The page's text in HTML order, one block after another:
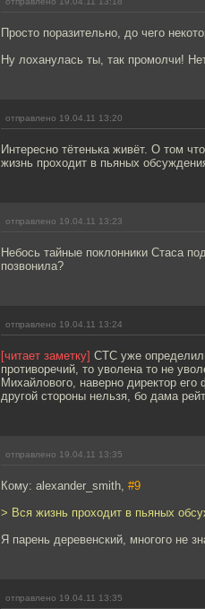
Просто поразительно, до чего
Ну лоханулась ты, так промолчи!
отправлено 19.04.11 13:20
Интересно тётенька живёт. О том
жизнь проходит в пьяных
отправлено 19.04.11 13:23
Небось тайные поклонники Стаса
позвонила?
отправлено 19.04.11 13:24
[читает заметку] СТС уже
противоречий, то уволена то не
Михайлового, наверно директор
другой стороны нельзя, бо дама
отправлено 19.04.11 13:35
Кому: alexander_smith, #9
> Вся жизнь проходит в пьяных
Я парень деревенский, многого не
отправлено 19.04.11 13:35